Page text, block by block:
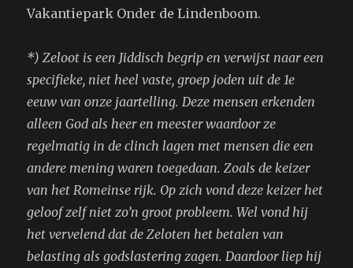
Vakantiepark Onder de Lindenboom.
*) Zeloot is een Jiddisch begrip en verwijst naar een
specifieke, niet heel vaste, groep joden uit de 1e
eeuw van onze jaartelling. Deze mensen erkenden
alleen God als heer en meester waardoor ze
regelmatig in de clinch lagen met mensen die een
andere mening waren toegedaan. Zoals de keizer
van het Romeinse rijk. Op zich vond deze keizer het
geloof zelf niet zo’n groot probleem. Wel vond hij
het vervelend dat de Zeloten het betalen van
belasting als godslastering zagen. Daardoor liep hij